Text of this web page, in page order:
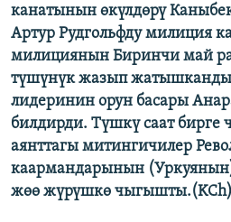
канатынын өкүлдөрү
Артур Рудгольфду милиция
милициянын Биринчи май
түшүнүк жазып
лидеринин орун басары
билдирди. Түшкү саат бирге
аянттагы митингичилер
каармандарынын
жөө жүрүшкө чыгышты.(KCh)